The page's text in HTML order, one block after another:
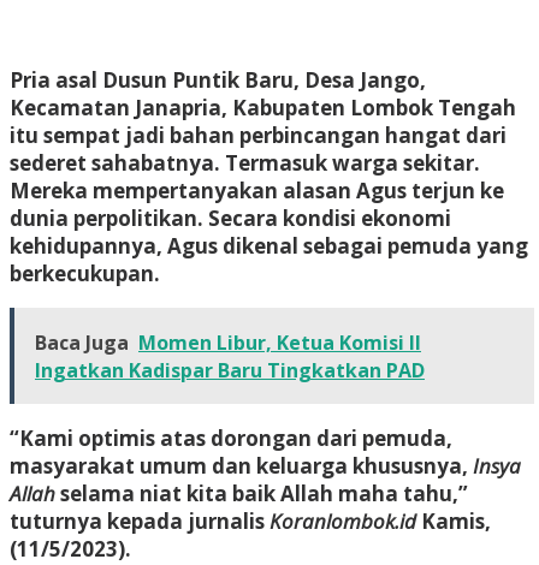
Pria asal Dusun Puntik Baru, Desa Jango,
Kecamatan Janapria, Kabupaten Lombok Tengah
itu sempat jadi bahan perbincangan hangat dari
sederet sahabatnya. Termasuk warga sekitar.
Mereka mempertanyakan alasan Agus terjun ke
dunia perpolitikan. Secara kondisi ekonomi
kehidupannya, Agus dikenal sebagai pemuda yang
berkecukupan.
Baca Juga Momen Libur, Ketua Komisi II
Ingatkan Kadispar Baru Tingkatkan PAD
“Kami optimis atas dorongan dari pemuda,
masyarakat umum dan keluarga khususnya, Insya
Allahselama niat kita baik Allah maha tahu,”
tuturnya kepada jurnalisKoranlombok.idKamis,
(11/5/2023).